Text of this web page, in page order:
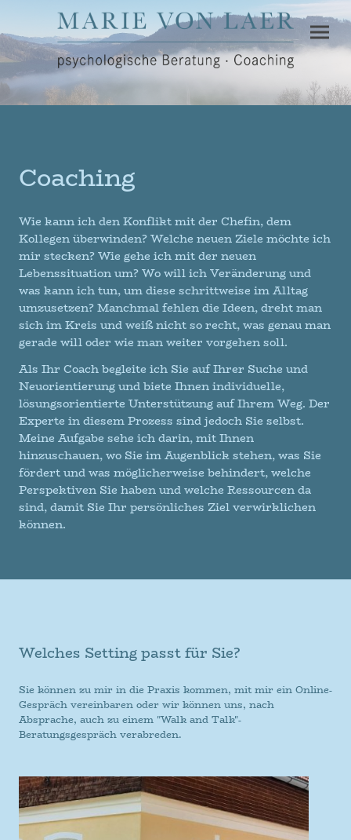
Coaching
Wie kann ich den Konflikt mit der Chefin, dem
Kollegen überwinden? Welche neuen Ziele möchte ich
mir stecken? Wie gehe ich mit der neuen
Lebenssituation um? Wo will ich Veränderung und
was kann ich tun, um diese schrittweise im Alltag
umzusetzen? Manchmal fehlen die Ideen, dreht man
sich im Kreis und weiß nicht so recht, was genau man
gerade will oder wie man weiter vorgehen soll.
Als Ihr Coach begleite ich Sie auf Ihrer Suche und
Neuorientierung und biete Ihnen individuelle,
lösungsorientierte Unterstützung auf Ihrem Weg. Der
Experte in diesem Prozess sind jedoch Sie selbst.
Meine Aufgabe sehe ich darin, mit Ihnen
hinzuschauen, wo Sie im Augenblick stehen, was Sie
fördert und was möglicherweise behindert, welche
Perspektiven Sie haben und welche Ressourcen da
sind, damit Sie Ihr persönliches Ziel verwirklichen
können.
Welches Setting passt für Sie?
Sie können zu mir in die Praxis kommen, mit mir ein Online-
Gespräch vereinbaren oder wir können uns, nach
Absprache, auch zu einem "Walk and Talk"-
Beratungsgespräch verabreden.